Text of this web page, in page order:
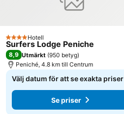
4 Stjärnor
Hotell
Surfers Lodge Peniche
8,9 Utmärkt (950 betyg)
Peniché, 4.8 km till Centrum
Välj datum för att se exakta priser
Se priser